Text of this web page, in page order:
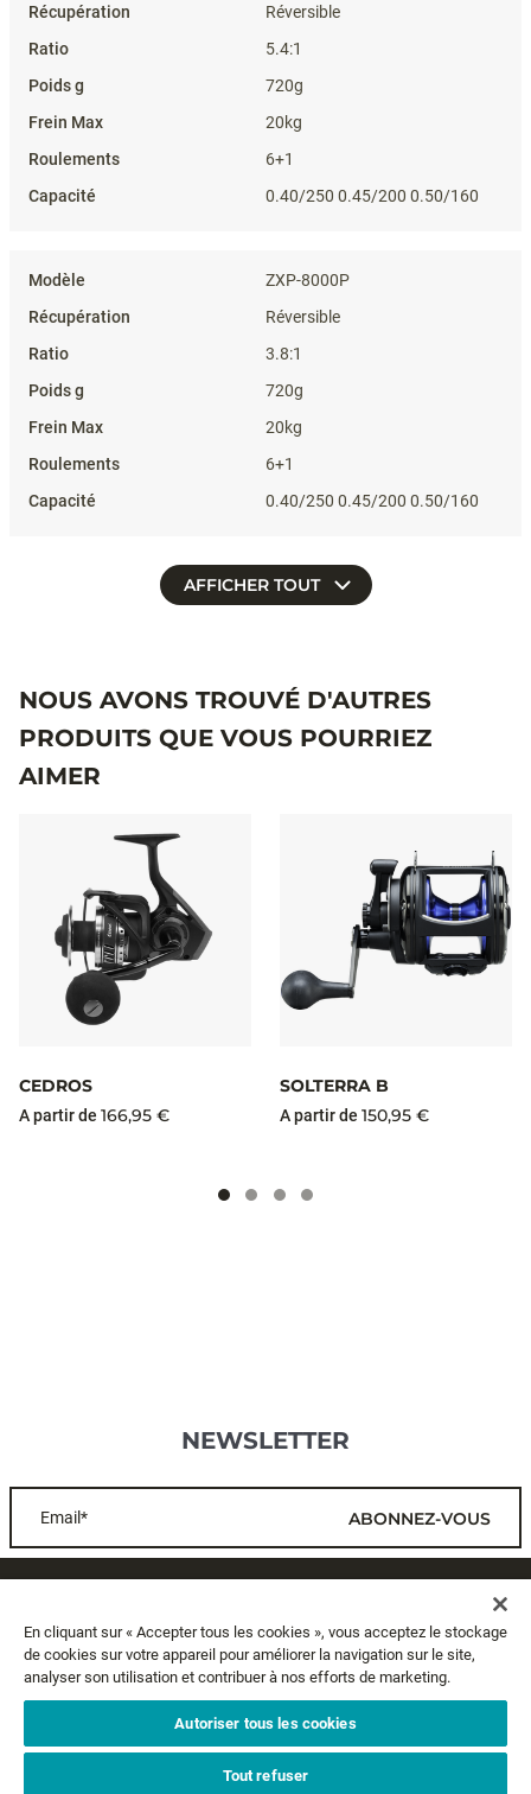
Réversible
5.4:1
720g
20kg
6+1
0.40/250 0.45/200 0.50/160
ZXP-8000P
Réversible
3.8:1
720g
20kg
6+1
0.40/250 0.45/200 0.50/160
AFFICHER TOUT
NOUS AVONS TROUVÉ D'AUTRES
PRODUITS QUE VOUS POURRIEZ
AIMER
CEDROS
A partir de 166,95 €
SOLTERRA B
A partir de 150,95 €
NEWSLETTER
Email* ABONNEZ-VOUS
A PROPOS
MENTIONS LÉGALES
En cliquant sur « Accepter tous les cookies », vous acceptez le stockage
de cookies sur votre appareil pour améliorer la navigation sur le site,
analyser son utilisation et contribuer à nos efforts de marketing.
Autoriser tous les cookies
Tout refuser